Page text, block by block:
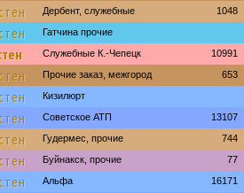
Дербент, служебные 1048
Гатчина прочие
Служебные К.-Чепецк 10991
Прочие заказ, межгород 653
Кизилюрт
Советское АТП 13107
Гудермес, прочие 744
Буйнакск, прочие 77
Альфа 16171